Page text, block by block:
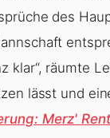
des
klar“, räumte
lässt und
Merz'